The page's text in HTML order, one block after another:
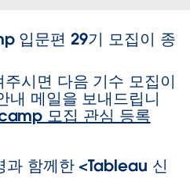
입문편 29기 모집이 종
주시면 다음 기수 모집이
내 메일을 보내드립니
모집 관심 등록
과 함께한 <Tableau 신